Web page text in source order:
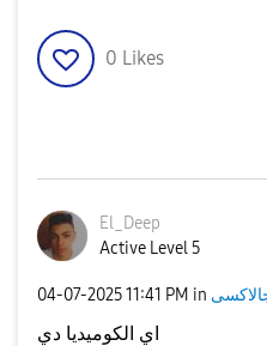
0 Likes
El_Deep
Active Level 5
‎04-07-202511:41 PM in
اي الكوميديا دي